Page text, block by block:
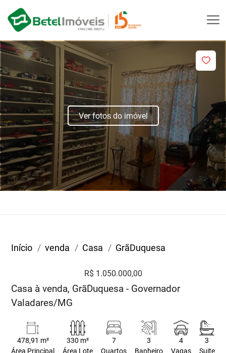
Ver fotos do imóvel
Início venda Casa GrãDuquesa
R$ 1.050.000,00
Casa à venda, GrãDuquesa - Governador
Valadares/MG
478,91 m²
Área Principal
330 m²
Área Lote
7
Quartos
3
Banheiro
4
Vagas
3
Suite